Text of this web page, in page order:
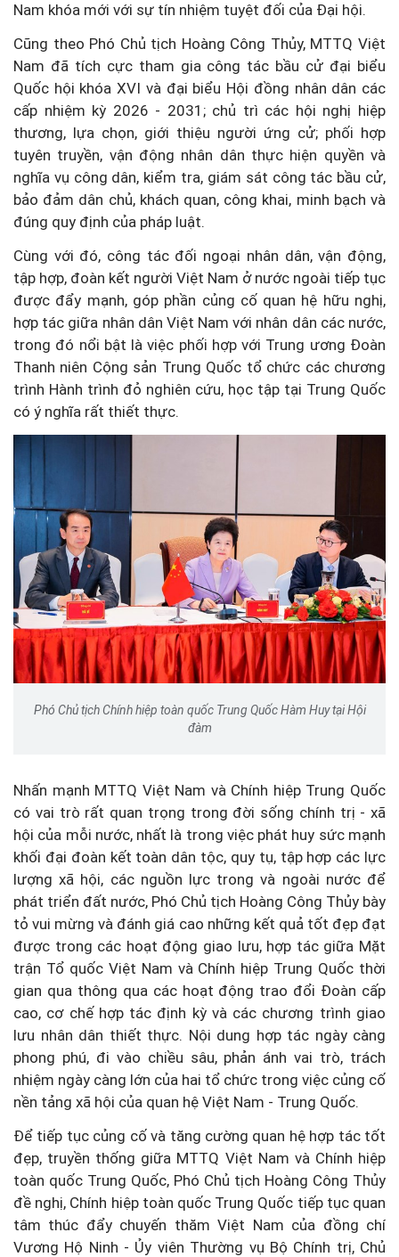
Nam khóa mới với sự tín nhiệm tuyệt đối của Đại hội.
Cũng theo Phó Chủ tịch Hoàng Công Thủy, MTTQ Việt
Nam đã tích cực tham gia công tác bầu cử đại biểu
Quốc hội khóa XVI và đại biểu Hội đồng nhân dân các
cấp nhiệm kỳ 2026 - 2031; chủ trì các hội nghị hiệp
thương, lựa chọn, giới thiệu người ứng cử; phối hợp
tuyên truyền, vận động nhân dân thực hiện quyền và
nghĩa vụ công dân, kiểm tra, giám sát công tác bầu cử,
bảo đảm dân chủ, khách quan, công khai, minh bạch và
đúng quy định của pháp luật.
Cùng với đó, công tác đối ngoại nhân dân, vận động,
tập hợp, đoàn kết người Việt Nam ở nước ngoài tiếp tục
được đẩy mạnh, góp phần củng cố quan hệ hữu nghị,
hợp tác giữa nhân dân Việt Nam với nhân dân các nước,
trong đó nổi bật là việc phối hợp với Trung ương Đoàn
Thanh niên Cộng sản Trung Quốc tổ chức các chương
trình Hành trình đỏ nghiên cứu, học tập tại Trung Quốc
có ý nghĩa rất thiết thực.
Phó Chủ tịch Chính hiệp toàn quốc Trung Quốc Hàm Huy tại Hội
đàm
Nhấn mạnh MTTQ Việt Nam và Chính hiệp Trung Quốc
có vai trò rất quan trọng trong đời sống chính trị - xã
hội của mỗi nước, nhất là trong việc phát huy sức mạnh
khối đại đoàn kết toàn dân tộc, quy tụ, tập hợp các lực
lượng xã hội, các nguồn lực trong và ngoài nước để
phát triển đất nước, Phó Chủ tịch Hoàng Công Thủy bày
tỏ vui mừng và đánh giá cao những kết quả tốt đẹp đạt
được trong các hoạt động giao lưu, hợp tác giữa Mặt
trận Tổ quốc Việt Nam và Chính hiệp Trung Quốc thời
gian qua thông qua các hoạt động trao đổi Đoàn cấp
cao, cơ chế hợp tác định kỳ và các chương trình giao
lưu nhân dân thiết thực. Nội dung hợp tác ngày càng
phong phú, đi vào chiều sâu, phản ánh vai trò, trách
nhiệm ngày càng lớn của hai tổ chức trong việc củng cố
nền tảng xã hội của quan hệ Việt Nam - Trung Quốc.
Để tiếp tục củng cố và tăng cường quan hệ hợp tác tốt
đẹp, truyền thống giữa MTTQ Việt Nam và Chính hiệp
toàn quốc Trung Quốc, Phó Chủ tịch Hoàng Công Thủy
đề nghị, Chính hiệp toàn quốc Trung Quốc tiếp tục quan
tâm thúc đẩy chuyến thăm Việt Nam của đồng chí
Vương Hộ Ninh - Ủy viên Thường vụ Bộ Chính trị, Chủ